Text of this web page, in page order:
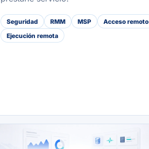
Seguridad RMM MSP
Acceso remoto
Ejecución remota